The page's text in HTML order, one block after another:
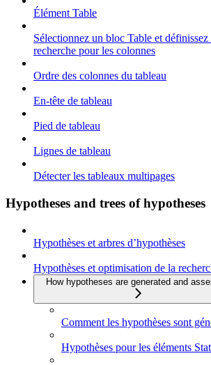
Élément Table
Sélectionnez un bloc Table et
recherche pour les colonnes
Ordre des colonnes du tableau
En-tête de tableau
Pied de tableau
Lignes de tableau
Détecter les tableaux multipages
Hypotheses and trees of hypotheses
Hypothèses et arbres d’hypothèses
Hypothèses et optimisation de la
How hypotheses are generated and
Comment les hypothèses sont
Hypothèses pour les éléments